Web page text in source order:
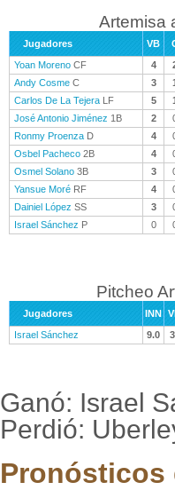
Artemisa
Jugadores VB
Yoan Moreno CF 4
Andy Cosme C 3
Carlos De La Tejera LF 5
José Antonio Jiménez 1B 2
Ronmy Proenza D 4
Osbel Pacheco 2B 4
Osmel Solano 3B 3
Yansue Moré RF 4
Dainiel López SS 3
Israel Sánchez P 0
Pitcheo
Jugadores INN
Israel Sánchez
9.0
Ganó: Israel
Perdió:
Pronósticos